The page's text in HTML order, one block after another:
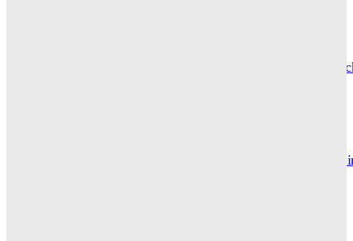
Hotel de Rome – Berlins elegante Adresse zwischen
Maxton Hall: Erste Bilder aus Staffel 3 – der Serienhit geht